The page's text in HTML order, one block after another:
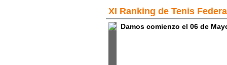
XI Ranking de Tenis
Damos comienzo el 06 de